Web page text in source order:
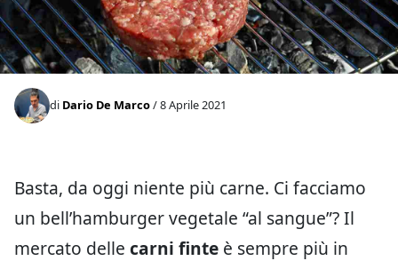
di Dario De Marco/ 8 Aprile 2021
Basta, da oggi niente più carne. Ci facciamo
un bell’hamburger vegetale “al sangue”? Il
mercato delle carni finte è sempre più in